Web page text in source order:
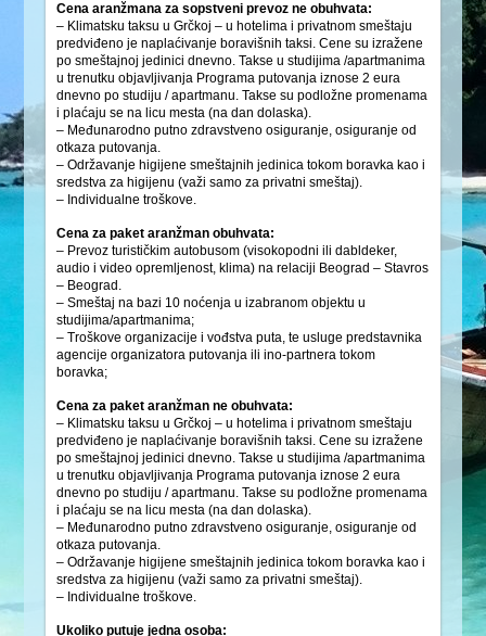
Cena aranžmana za sopstveni prevoz ne obuhvata:
– Klimatsku taksu u Grčkoj – u hotelima i privatnom smeštaju
predviđeno je naplaćivanje boravišnih taksi. Cene su izražene
po smeštajnoj jedinici dnevno. Takse u studijima /apartmanima
u trenutku objavljivanja Programa putovanja iznose 2 eura
dnevno po studiju / apartmanu. Takse su podložne promenama
i plaćaju se na licu mesta (na dan dolaska).
– Međunarodno putno zdravstveno osiguranje, osiguranje od
otkaza putovanja.
– Održavanje higijene smeštajnih jedinica tokom boravka kao i
sredstva za higijenu (važi samo za privatni smeštaj).
– Individualne troškove.
Cena za paket aranžman obuhvata:
– Prevoz turističkim autobusom (visokopodni ili dabldeker,
audio i video opremljenost, klima) na relaciji Beograd – Stavros
– Beograd.
– Smeštaj na bazi 10 noćenja u izabranom objektu u
studijima/apartmanima;
– Troškove organizacije i vođstva puta, te usluge predstavnika
agencije organizatora putovanja ili ino-partnera tokom
boravka;
Cena za paket aranžman ne obuhvata:
– Klimatsku taksu u Grčkoj – u hotelima i privatnom smeštaju
predviđeno je naplaćivanje boravišnih taksi. Cene su izražene
po smeštajnoj jedinici dnevno. Takse u studijima /apartmanima
u trenutku objavljivanja Programa putovanja iznose 2 eura
dnevno po studiju / apartmanu. Takse su podložne promenama
i plaćaju se na licu mesta (na dan dolaska).
– Međunarodno putno zdravstveno osiguranje, osiguranje od
otkaza putovanja.
– Održavanje higijene smeštajnih jedinica tokom boravka kao i
sredstva za higijenu (važi samo za privatni smeštaj).
– Individualne troškove.
Ukoliko putuje jedna osoba: